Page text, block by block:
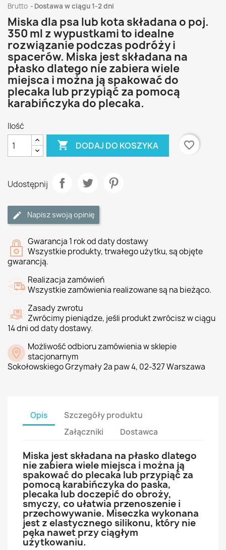
Brutto Dostawa w ciągu 1-2 dni
Miska dla psa lub kota składana o poj.
350 ml z wypustkami to idealne
rozwiązanie podczas podróży i
spacerów. Miska jest składana na
płasko dlatego nie zabiera wiele
miejsca i można ją spakować do
plecaka lub przypiąć za pomocą
karabińczyka do plecaka.
Ilość
 DODAJ DO KOSZYKA favorite_border
Udostępnij
Napisz swoją opinię
Gwarancja 1 rok od daty dostawy
Wszystkie produkty, trwałego użytku, są objęte
gwarancją.
Realizacja zamówień
Wszystkie zamówienia realizowane są na bieżąco.
Zasady zwrotu
Zwrócimy pieniądze, jeśli produkt zwrócisz w ciągu
14 dni od daty dostawy.
Możliwość odbioru zamówienia w sklepie
stacjonarnym
Sokołowskiego Grzymały 2a paw 4, 02-327 Warszawa
Opis
Szczegóły produktu
Załączniki
Dostawca
Miska jest składana na płasko dlatego
nie zabiera wiele miejsca i można ją
spakować do plecaka lub przypiąć za
pomocą karabińczyka do paska,
plecaka lub doczepić do obroży,
smyczy, co ułatwia przenoszenie i
przechowywanie. Miseczka wykonana
jest z elastycznego silikonu, który nie
pęka nawet przy ciągłym
użytkowaniu.